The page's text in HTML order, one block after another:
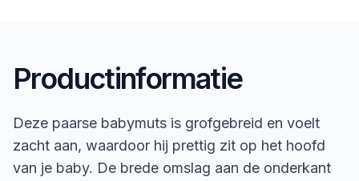
Productinformatie
Deze paarse babymuts is grofgebreid en voelt
zacht aan, waardoor hij prettig zit op het hoofd
van je baby. De brede omslag aan de onderkant